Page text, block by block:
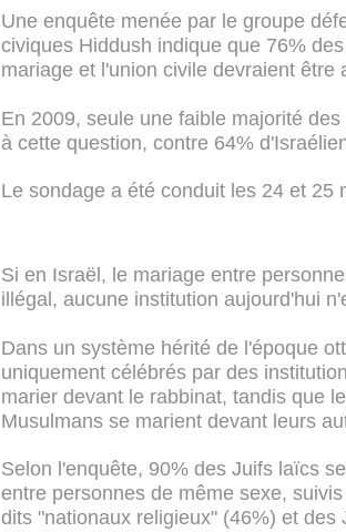
Une enquête menée par le groupe
civiques Hiddush indique que 76%
mariage et l'union civile devraient
En 2009, seule une faible majorité
à cette question, contre 64%
Le sondage a été conduit les 24 et 25
Si en Israël, le mariage entre
illégal, aucune institution aujourd'hui
Dans un système hérité de l'époque
uniquement célébrés par des
marier devant le rabbinat, tandis que
Musulmans se marient devant leurs
Selon l'enquête, 90% des Juifs laïcs
entre personnes de même sexe,
dits "nationaux religieux" (46%) et des